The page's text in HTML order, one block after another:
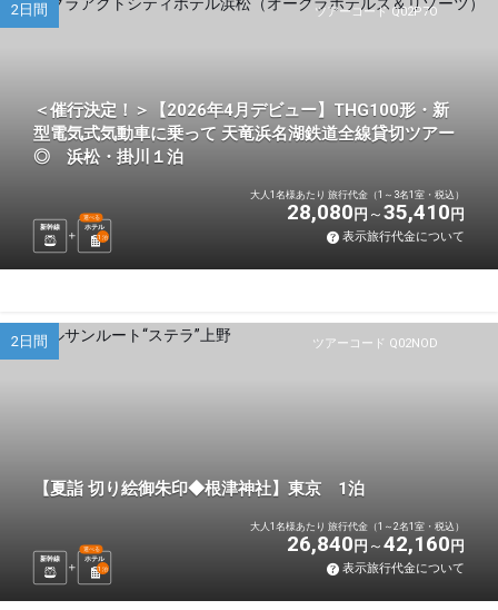
ツアーコード Q02P7O
2日間
＜催行決定！＞【2026年4月デビュー】THG100形・新
型電気式気動車に乗って 天竜浜名湖鉄道全線貸切ツアー
◎ 浜松・掛川１泊
新幹線 ホテル
選べる
1 泊
大人1名様あたり 旅行代金（1～3名1室・税込）
28,080 円 35,410 円
表示旅行代金について
ツアーコード Q02NOD
2日間
【夏詣 切り絵御朱印◆根津神社】東京 1泊
新幹線 ホテル
選べる
1 泊
大人1名様あたり 旅行代金（1～2名1室・税込）
26,840 円 42,160 円
表示旅行代金について